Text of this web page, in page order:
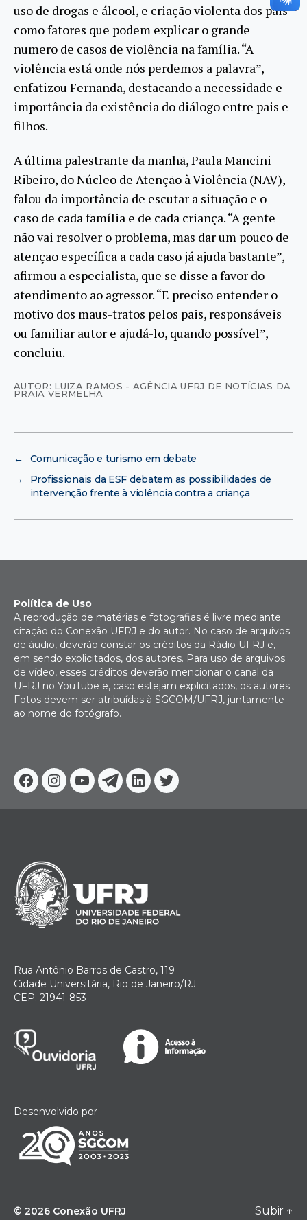
uso de drogas e álcool, e criação violenta dos pais
como fatores que podem explicar o grande
numero de casos de violência na família. “A
violência está onde nós perdemos a palavra”,
enfatizou Fernanda, destacando a necessidade e
importância da existência do diálogo entre pais e
filhos.
A última palestrante da manhã, Paula Mancini
Ribeiro, do Núcleo de Atenção à Violência (NAV),
falou da importância de escutar a situação e o
caso de cada família e de cada criança. “A gente
não vai resolver o problema, mas dar um pouco de
atenção específica a cada caso já ajuda bastante”,
afirmou a especialista, que se disse a favor do
atendimento ao agressor. “E preciso entender o
motivo dos maus-tratos pelos pais, responsáveis
ou familiar autor e ajudá-lo, quando possível”,
concluiu.
AUTOR: LUIZA RAMOS - AGÊNCIA UFRJ DE NOTÍCIAS DA
PRAIA VERMELHA
←
Comunicação e turismo em debate
→
Profissionais da ESF debatem as possibilidades de
intervenção frente à violência contra a criança
Facebook
Instagram
YoutubeTelegram
Linkedin
Twitter
Política de Uso
A reprodução de matérias e fotografias é livre mediante
citação do Conexão UFRJ e do autor. No caso de arquivos
de áudio, deverão constar os créditos da Rádio UFRJ e,
em sendo explicitados, dos autores. Para uso de arquivos
de vídeo, esses créditos deverão mencionar o canal da
UFRJ no YouTube e, caso estejam explicitados, os autores.
Fotos devem ser atribuídas à SGCOM/UFRJ, juntamente
ao nome do fotógrafo.
Rua Antônio Barros de Castro, 119
Cidade Universitária, Rio de Janeiro/RJ
CEP: 21941-853
Desenvolvido por
© 2026 Conexão UFRJ Subir ↑